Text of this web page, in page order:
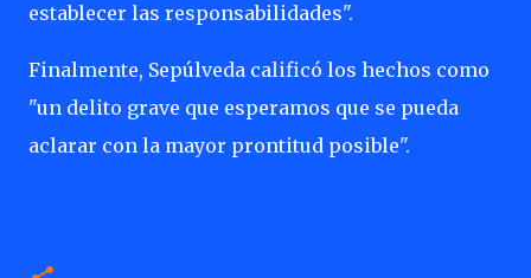
establecer las responsabilidades".
Finalmente, Sepúlveda calificó los hechos como
"un delito grave que esperamos que se pueda
aclarar con la mayor prontitud posible".